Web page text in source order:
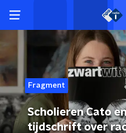
Fragment
Scholieren Cato
tijdschrift over